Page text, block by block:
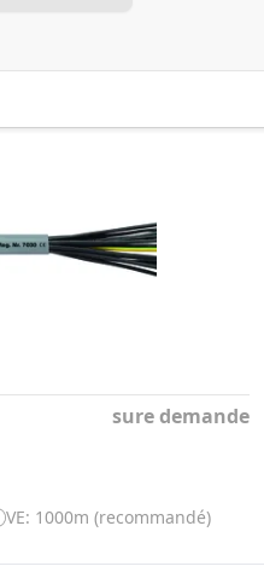
sure demande
VE: 1000m (recommandé)